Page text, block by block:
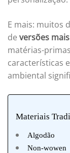
E mais: muitos
de versões
matérias-
características
ambiental
Materiais
Algodão
Non-wowen